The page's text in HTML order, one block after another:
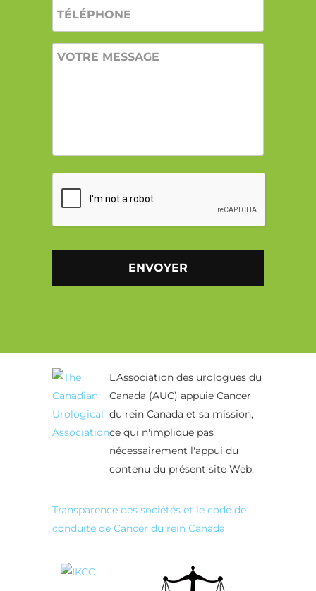
VOTRE
MESSAGE
L'Association des urologues du
Canada (AUC) appuie Cancer
du rein Canada et sa mission,
ce qui n'implique pas
nécessairement l'appui du
contenu du présent site Web.
Transparence des sociétés et le code de
conduite de Cancer du rein Canada